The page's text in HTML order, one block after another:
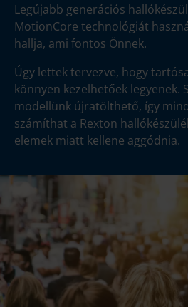
Legújabb generációs
MotionCore technológiát
hallja, ami fontos Önnek.
Úgy lettek tervezve, hogy
könnyen kezelhetőek legyenek.
modellünk újratölthető, így
számíthat a Rexton
elemek miatt kellene aggódnia.